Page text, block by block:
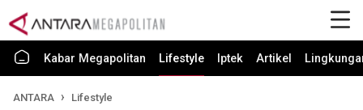
Kabar Megapolitan Lifestyle Iptek Artikel
ANTARA Lifestyle